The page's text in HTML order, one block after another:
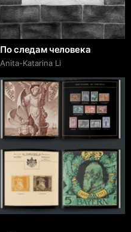
По следам человека
Anita-Katarina Li